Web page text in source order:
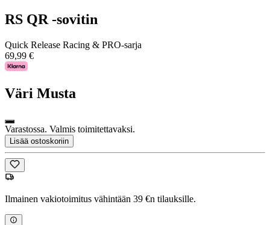
RS QR -sovitin
Quick Release Racing & PRO-sarja
69,99 €
Väri Musta
Varastossa. Valmis toimitettavaksi.
Lisää ostoskoriin
Ilmainen vakiotoimitus vähintään 39 €n tilauksille.